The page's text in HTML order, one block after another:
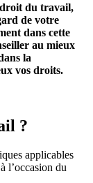
droit du travail,
de votre
dans cette
au mieux
la
vos droits.
?
applicables
l’occasion du